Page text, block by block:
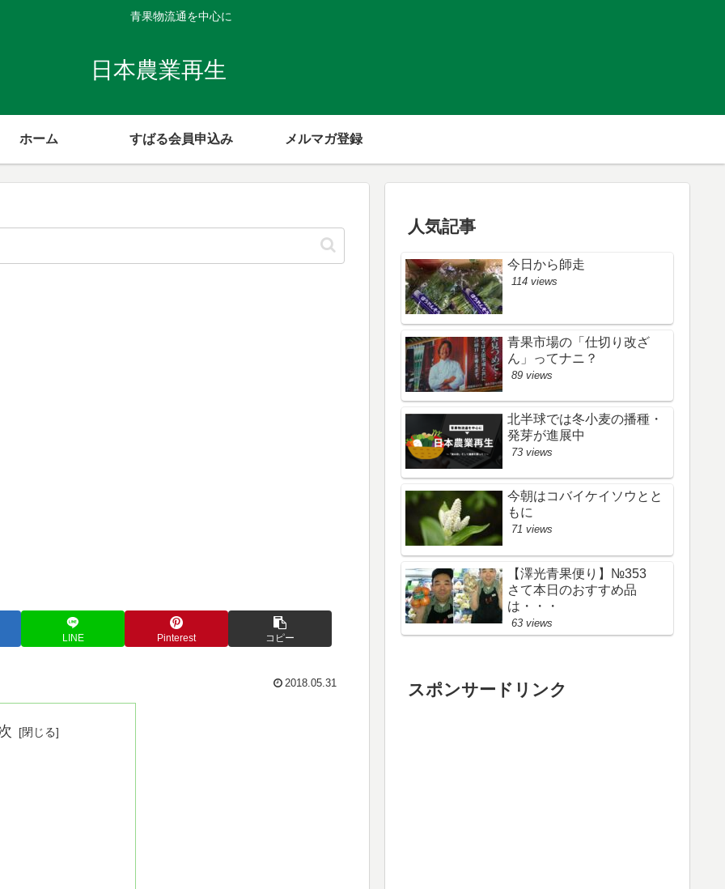
青果物流通を中心に
日本農業再生
ホーム すばる会員申込み メルマガ登録
LINE Pinterest コピー
2018.05.31
人気記事
今日から師走
114 views
青果市場の「仕切り改ざ
ん」ってナニ？
89 views
北半球では冬小麦の播種・
発芽が進展中
73 views
今朝はコバイケイソウとと
もに
71 views
【澤光青果便り】№353
さて本日のおすすめ品
は・・・
63 views
スポンサードリンク